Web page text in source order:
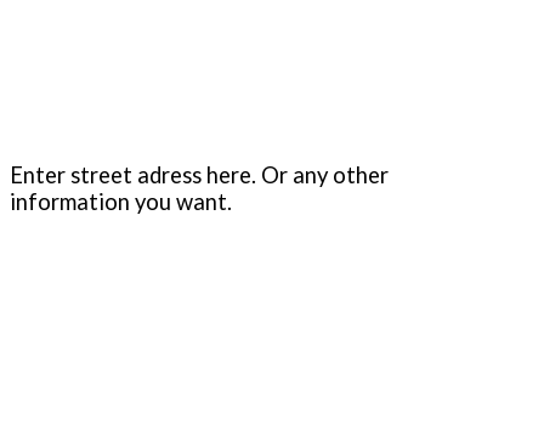
Enter street adress here. Or any other
information you want.